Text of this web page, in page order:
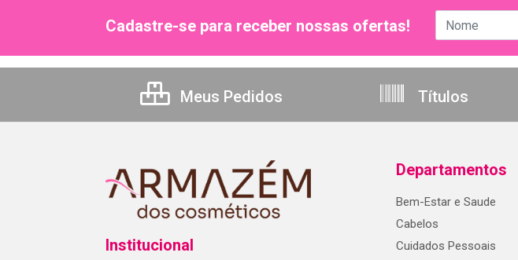
Cadastre-se para receber nossas ofertas!
Meus Pedidos Títulos
Institucional
Departamentos
Bem-Estar e Saude
Cabelos
Cuidados Pessoais